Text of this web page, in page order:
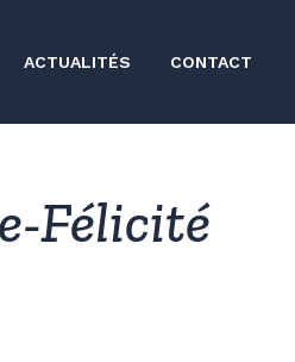
ACTUALITÉS CONTACT
Félicité